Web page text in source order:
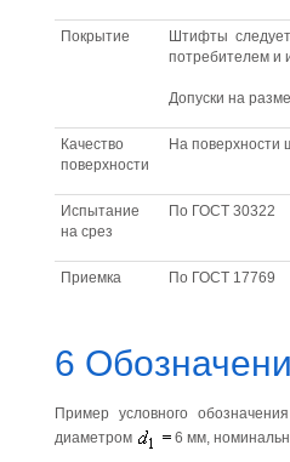
Покрытие
Штифты
потребителем и
Допуски на
Качество
поверхности
На поверхности
Испытание
на срез
По ГОСТ 30322
Приемка По ГОСТ 17769
6
Пример условного
диаметром
6 мм,